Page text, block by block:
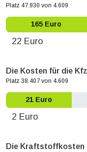
Platz 47.930 von 4.609
165 Euro
22 Euro
Die Kosten für die
Platz 38.407 von 4.609
21 Euro
2 Euro
Die Kraftstoffkosten